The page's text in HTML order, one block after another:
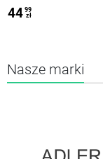
44 99
zł
Nasze marki